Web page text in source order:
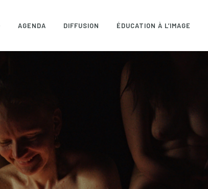
AGENDA DIFFUSION ÉDUCATION À L’IMAGE